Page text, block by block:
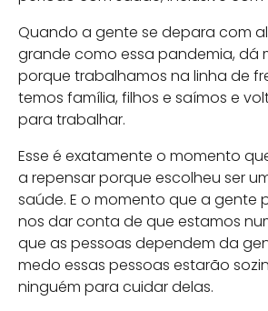
Quando a gente se depara com
grande como essa pandemia, dá
porque trabalhamos na linha de
temos família, filhos e saímos e
para trabalhar.
Esse é exatamente o momento
a repensar porque escolheu ser
saúde. E o momento que a gente
nos dar conta de que estamos
que as pessoas dependem da
medo essas pessoas estarão
ninguém para cuidar delas.